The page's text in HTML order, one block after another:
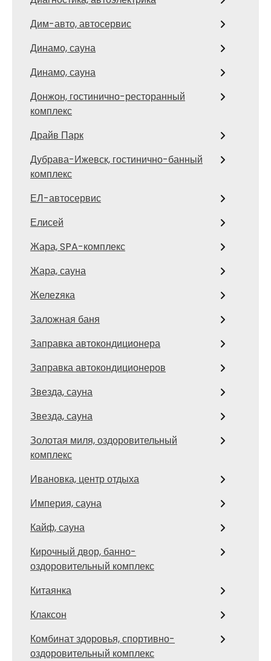
Дим-авто, автосервис
Динамо, сауна
Динамо, сауна
Донжон, гостинично-ресторанный
комплекс
Драйв Парк
Дубрава-Ижевск, гостинично-банный
комплекс
ЕЛ-автосервис
Елисей
Жара, SPA-комплекс
Жара, сауна
Желеzяка
Заложная баня
Заправка автокондиционера
Заправка автокондиционеров
Звезда, сауна
Звезда, сауна
Золотая миля, оздоровительный
комплекс
Ивановка, центр отдыха
Империя, сауна
Кайф, сауна
Кирочный двор, банно-
оздоровительный комплекс
Китаянка
Клаксон
Комбинат здоровья, спортивно-
оздоровительный комплекс